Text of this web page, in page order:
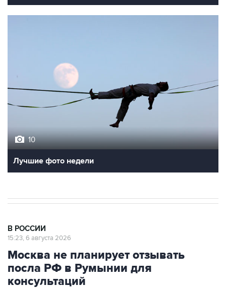
10
Лучшие фото недели
В РОССИИ
15:23, 6 августа 2026
Москва не планирует отзывать
посла РФ в Румынии для
консультаций